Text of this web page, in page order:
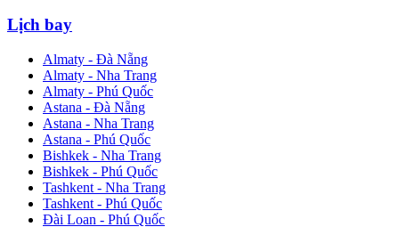
Lịch bay
Almaty - Đà Nẵng
Almaty - Nha Trang
Almaty - Phú Quốc
Astana - Đà Nẵng
Astana - Nha Trang
Astana - Phú Quốc
Bishkek - Nha Trang
Bishkek - Phú Quốc
Tashkent - Nha Trang
Tashkent - Phú Quốc
Đài Loan - Phú Quốc